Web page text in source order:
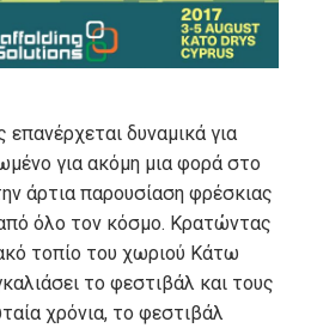
δυναμικά για
για ακόμη μια φορά στο
άρτια παρουσίαση φρέσκιας
όλο τον κόσμο. Κρατώντας
τοπίο του χωριού Κάτω
το φεστιβάλ και τους
χρόνια, το φεστιβάλ